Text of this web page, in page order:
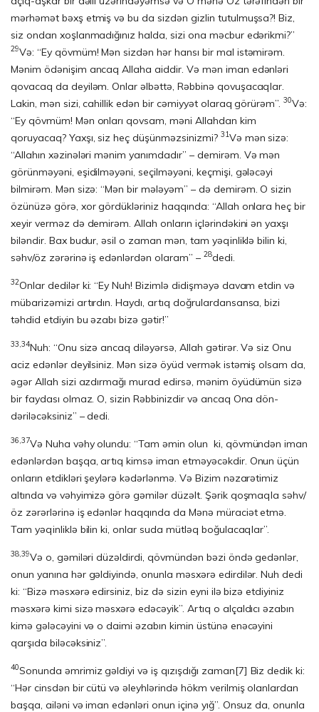
mərhəmət bəxş etmiş və bu da sizdən giz­lin tutulmuşsa?! Biz,
siz ondan xoşlanmadığınız halda, sizi ona məcbur edərik­mi?”
29Və: “Ey qövmüm! Mən sizdən hər hansı bir mal istəmirəm.
Mənim ödənişim ancaq Allaha aiddir. Və mən iman edənləri
qovacaq da deyiləm. Onlar əlbəttə, Rəbbinə qovuşacaqlar.
Lakin, mən sizi, cahillik edən bir cəmiyyət olaraq gö­rürəm”.30Və:
“Ey qövmüm! Mən onları qovsam, məni Allahdan kim
qoruyacaq? Yaxşı, siz heç düşün­məz­si­niz­mi? 31Və mən sizə:
“Allahın xəzinələri mə­nim yanımdadır” – demirəm. Və mən
görün­mə­yə­ni, eşidilməyəni, seçilməyəni, keç­mi­şi, gələcəyi
bilmirəm. Mən sizə: “Mən bir mələyəm” – də demi­rəm. O sizin
özünüzə görə, xor gördükləriniz haqqında: “Allah onlara heç bir
xeyir verməz də demi­rəm. Allah onların içlərindəkini ən yaxşı
biləndir. Bax budur, əsil o zaman mən, tam yə­qinliklə bilin ki,
səhv/öz zərərinə iş edənlərdən olaram” – 28dedi.
32Onlar dedilər ki: “Ey Nuh! Bizimlə didişməyə davam etdin və
mübarizəmizi artırdın. Haydı, artıq doğrular­dan­sansa, bizi
təhdid etdiyin bu əzabı bizə gətir!”
33,34Nuh: “Onu sizə ancaq diləyərsə, Allah gətirər. Və siz Onu
aciz edənlər deyil­si­niz. Mən sizə öyüd vermək istəmiş olsam da,
əgər Allah sizi azdırmağı murad edir­sə, mənim öyüdümün sizə
bir faydası olmaz. O, sizin Rəbbinizdir və ancaq Ona dön­
dəriləcəksiniz” – dedi.
36,37Və Nuha vəhy olundu: “Tam əmin olun ki, qövmündən iman
edənlərdən başqa, artıq kimsə iman etməyəcəkdir. Onun üçün
onların etdikləri şey­lərə kədərlən­mə. Və Bizim nəzarətimiz
altında və vəhyimizə görə gəmilər düzəlt. Şə­rik qoş­maqla səhv/
öz zərərlərinə iş edənlər haqqında da Mənə müraciət et­mə.
Tam yə­qinliklə bilin ki, onlar suda mütləq boğulacaqlar”.
38,39Və o, gəmiləri düzəldirdi, qövmündən bəzi öndə gedənlər,
onun yanına hər gəldiyində, onunla məsxərə edirdilər. Nuh dedi
ki: “Bizə məsxərə edirsiniz, biz də sizin eyni ilə bizə etdiyiniz
məsxərə kimi sizə məsxərə edəcəyik”. Artıq o alçaldıcı əzabın
kimə gələcəyini və o daimi əzabın kimin üstünə enəcəyini
qarşıda biləcək­siniz”.
40Sonunda əmrimiz gəldiyi və iş qızışdığı zaman[7] Biz dedik ki:
“Hər cinsdən bir cütü və əleyhlərində hökm verilmiş olanlardan
başqa, ailəni və iman edənləri onun içinə yığ”. Onsuz da, onunla